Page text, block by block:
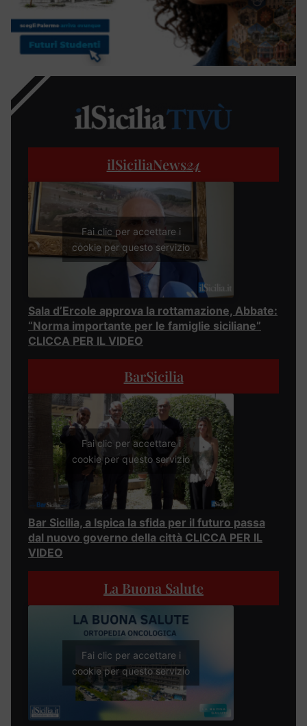
ilSiciliaNews24
Fai clic per accettare i
cookie per questo servizio
Sala d’Ercole approva la rottamazione, Abbate:
“Norma importante per le famiglie siciliane”
CLICCA PER IL VIDEO
BarSicilia
Fai clic per accettare i
cookie per questo servizio
Bar Sicilia, a Ispica la sfida per il futuro passa
dal nuovo governo della città CLICCA PER IL
VIDEO
La Buona Salute
Fai clic per accettare i
cookie per questo servizio